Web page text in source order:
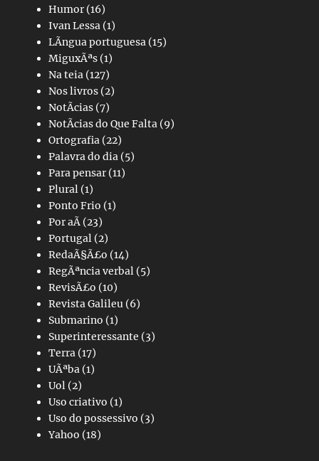
Humor(16)
Ivan Lessa (1)
LÃ­ngua portuguesa (15)
MiguxÃªs (1)
Na teia (127)
Nos livros (2)
NotÃ­cias (7)
NotÃ­cias do Que Falta (9)
Ortografia (22)
Palavra do dia (5)
Para pensar(11)
Plural (1)
Ponto Frio (1)
Por aÃ­ (23)
Portugal (2)
RedaÃ§Ã£o (14)
RegÃªncia verbal (5)
RevisÃ£o (10)
Revista Galileu (6)
Submarino (1)
Superinteressante (3)
Terra (17)
UÃªba (1)
Uol (2)
Uso criativo (1)
Uso do possessivo (3)
Yahoo (18)